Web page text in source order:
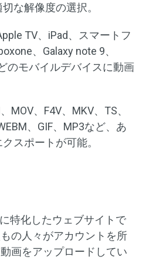
な解像度の選択。
TV、iPad、スマートフ
、Galaxy note 9、
のモバイルデバイスに動画
MOV、F4V、MKV、TS、
、GIF、MP3など、あ
スポートが可能。
特化したウェブサイトで
の人々がアカウントを所
画をアップロードしてい